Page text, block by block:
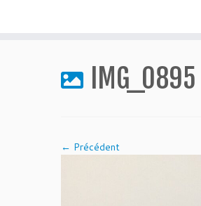
IMG_0895
← Précédent